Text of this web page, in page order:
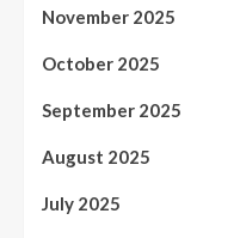
November 2025
October 2025
September 2025
August 2025
July 2025